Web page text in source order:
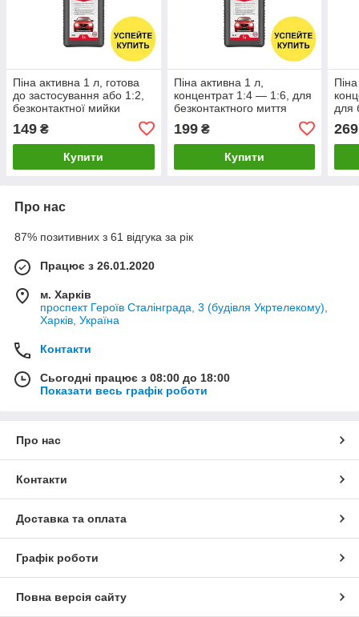
Піна активна 1 л, готова
до застосування або 1:2,
безконтактної мийки
(якісна)
149 ₴
Купити
Піна активна 1 л,
концентрат 1:4 — 1:6, для
безконтактного миття
(якісна)
199₴
Купити
для
269
Про нас
87% позитивних з 61 відгука за рік
Працює з 26.01.2020
м. Харків
проспект Героїв Сталінграда, 3 (будівля Укртелекому),
Харків, Україна
Контакти
Сьогодні працює з 08:00 до 18:00
Показати весь графік роботи
Про нас
Контакти
Доставка та оплата
Графік роботи
Повна версія сайту